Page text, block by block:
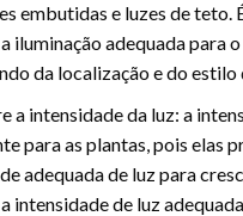
embutidas e luzes de teto.
iluminação adequada para
da localização e do estilo
a intensidade da luz: a
para as plantas, pois elas
adequada de luz para
intensidade de luz